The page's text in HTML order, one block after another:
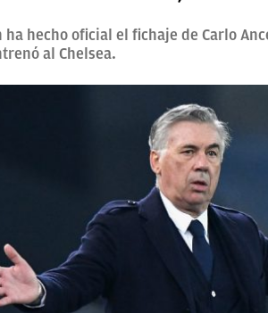
ha hecho oficial el fichaje de Carlo
al Chelsea.